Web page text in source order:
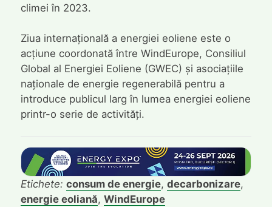
climei în 2023.
Ziua internațională a energiei eoliene este o
acțiune coordonată între WindEurope, Consiliul
Global al Energiei Eoliene (GWEC) și asociațiile
naționale de energie regenerabilă pentru a
introduce publicul larg în lumea energiei eoliene
printr-o serie de activități.
Etichete: consum de energie, decarbonizare,
energie eoliană, WindEurope